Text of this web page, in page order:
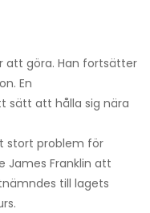
att göra. Han fortsätter
En
sätt att hålla sig nära
stort problem för
James Franklin att
till lagets